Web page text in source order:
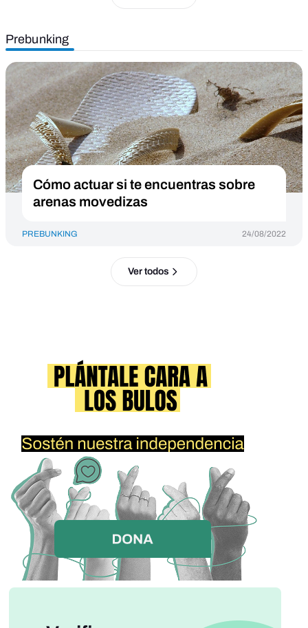
Prebunking
Cómo actuar si te encuentras sobre
arenas movedizas
PREBUNKING 24/08/2022
Ver todos